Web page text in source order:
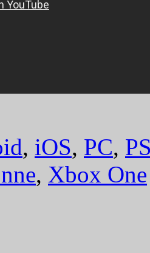
, iOS, PC,
, Xbox One